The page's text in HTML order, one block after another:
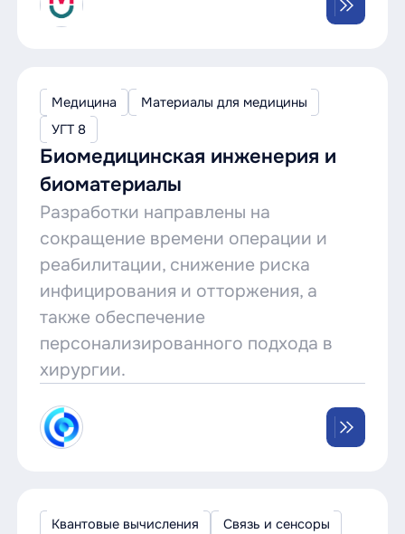
Медицина
Материалы для медицины
УГТ 8
Биомедицинская инженерия и
биоматериалы
Разработки направлены на
сокращение времени операции и
реабилитации, снижение риска
инфицирования и отторжения, а
также обеспечение
персонализированного подхода в
хирургии.
Квантовые вычисления
Связь и сенсоры